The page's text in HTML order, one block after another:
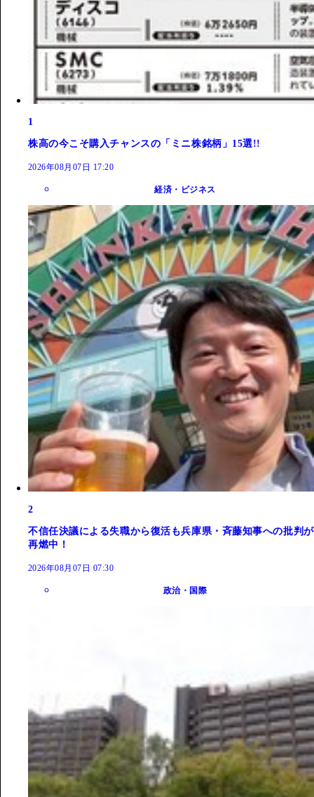
1
株高の今こそ購入チャンスの「ミニ株銘柄」15選!!
2026年08月07日 17:20
経済・ビジネス
2
不信任決議による失職から復活も兵庫県・斉藤知事への批判が
再燃中！
2026年08月07日 07:30
政治・国際